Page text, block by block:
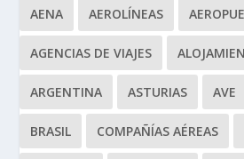
AENA AEROLÍNEAS
AGENCIAS DE VIAJES
ARGENTINA ASTURIAS AVE
BRASIL COMPAÑÍAS AÉREAS